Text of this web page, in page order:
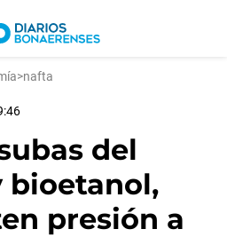
>nafta
del
bioetanol,
presión a